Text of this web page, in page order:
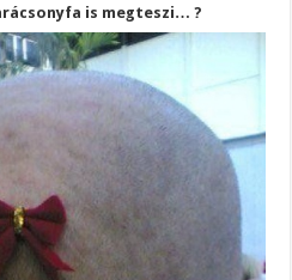
is megteszi… ?